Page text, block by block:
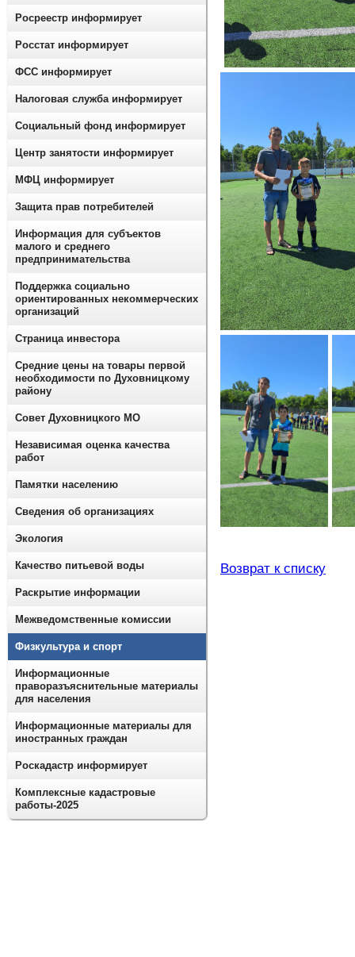
Возврат к списку
Росреестр информирует
Росстат информирует
ФСС информирует
Налоговая служба информирует
Социальный фонд информирует
Центр занятости информирует
МФЦ информирует
Защита прав потребителей
Информация для субъектов
малого и среднего
предпринимательства
Поддержка социально
ориентированных некоммерческих
организаций
Страница инвестора
Средние цены на товары первой
необходимости по Духовницкому
району
Совет Духовницкого МО
Независимая оценка качества
работ
Памятки населению
Сведения об организациях
Экология
Качество питьевой воды
Раскрытие информации
Межведомственные комиссии
Физкультура и спорт
Информационные
праворазъяснительные материалы
для населения
Информационные материалы для
иностранных граждан
Роскадастр информирует
Комплексные кадастровые
работы-2025